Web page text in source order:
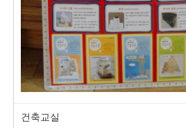
건축교실